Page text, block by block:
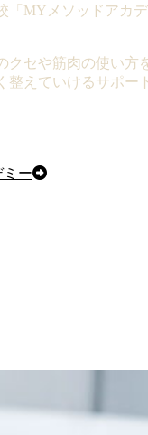
「MYメソッドアカ
クセや筋肉の使い方
整えていけるサポー
ー